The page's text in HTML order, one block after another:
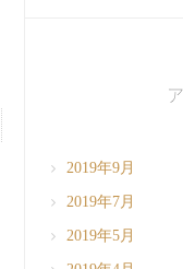
2019年9月
2019年7月
2019年5月